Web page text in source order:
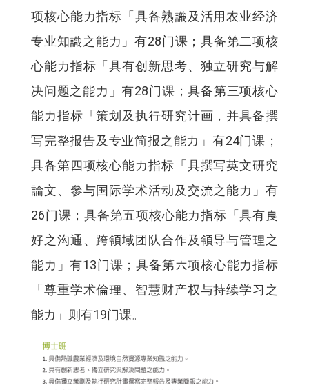
项核心能力指标「具备熟識及活用农业经济
专业知識之能力」有28门课；具备第二项核
心能力指标「具有创新思考、独立研究与解
决问题之能力」有28门课；具备第三项核心
能力指标「策划及执行研究计画，并具备撰
写完整报告及专业简报之能力」有24门课；
具备第四项核心能力指标「具撰写英文研究
論文、參与国际学术活动及交流之能力」有
26门课；具备第五项核心能力指标「具有良
好之沟通、跨領域团队合作及領导与管理之
能力」有13门课；具备第六项核心能力指标
「尊重学术倫理、智慧财产权与持续学习之
能力」则有19门课。